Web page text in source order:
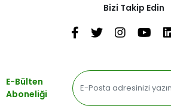
Bizi Takip Edin
E-Bülten
Aboneliği